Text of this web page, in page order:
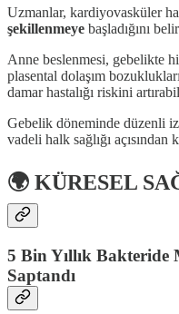
Uzmanlar, kardiyovasküler
şekillenmeye başladığını
Anne beslenmesi, gebelikte
plasental dolaşım
damar hastalığı riskini
Gebelik döneminde düzenli
vadeli halk sağlığı açısından
🌍 KÜRESEL
5 Bin Yıllık
Saptandı